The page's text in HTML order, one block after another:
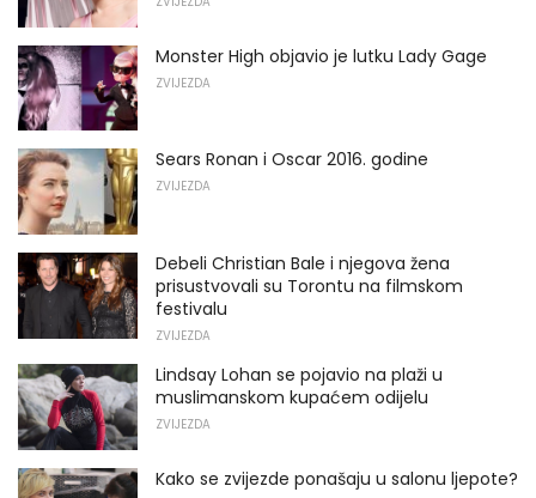
Monster High objavio je lutku Lady Gage
ZVIJEZDA
Sears Ronan i Oscar 2016. godine
ZVIJEZDA
Debeli Christian Bale i njegova žena
prisustvovali su Torontu na filmskom
festivalu
ZVIJEZDA
Lindsay Lohan se pojavio na plaži u
muslimanskom kupaćem odijelu
ZVIJEZDA
Kako se zvijezde ponašaju u salonu ljepote?